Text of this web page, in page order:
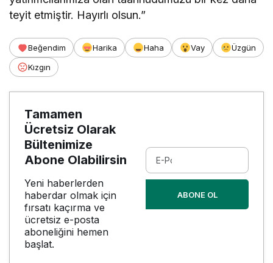
teyit etmiştir. Hayırlı olsun.”
Beğendim Harika Haha Vay
Üzgün
Kızgın
Tamamen
Ücretsiz Olarak
Bültenimize
Abone Olabilirsin
Yeni haberlerden
haberdar olmak için
fırsatı kaçırma ve
ücretsiz e-posta
aboneliğini hemen
başlat.
ABONE OL